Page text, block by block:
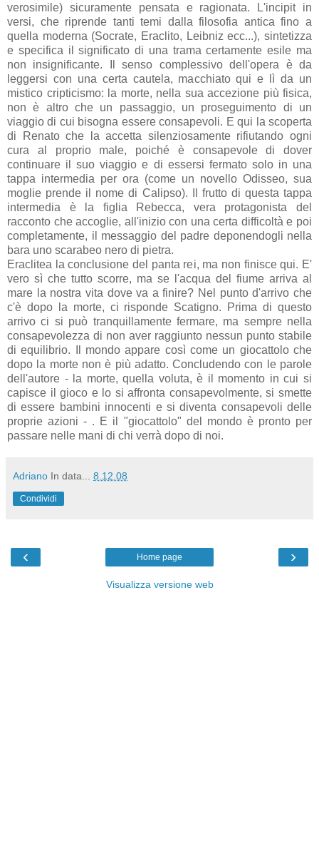
verosimile) sicuramente pensata e ragionata. L'incipit in
versi, che riprende tanti temi dalla filosofia antica fino a
quella moderna (Socrate, Eraclito, Leibniz ecc...), sintetizza
e specifica il significato di una trama certamente esile ma
non insignificante. Il senso complessivo dell'opera è da
leggersi con una certa cautela, macchiato qui e lì da un
mistico cripticismo: la morte, nella sua accezione più fisica,
non è altro che un passaggio, un proseguimento di un
viaggio di cui bisogna essere consapevoli. E qui la scoperta
di Renato che la accetta silenziosamente rifiutando ogni
cura al proprio male, poiché è consapevole di dover
continuare il suo viaggio e di essersi fermato solo in una
tappa intermedia per ora (come un novello Odisseo, sua
moglie prende il nome di Calipso). Il frutto di questa tappa
intermedia è la figlia Rebecca, vera protagonista del
racconto che accoglie, all'inizio con una certa difficoltà e poi
completamente, il messaggio del padre deponendogli nella
bara uno scarabeo nero di pietra.
Eraclitea la conclusione del panta rei, ma non finisce qui. E'
vero sì che tutto scorre, ma se l'acqua del fiume arriva al
mare la nostra vita dove va a finire? Nel punto d'arrivo che
c'è dopo la morte, ci risponde Scatigno. Prima di questo
arrivo ci si può tranquillamente fermare, ma sempre nella
consapevolezza di non aver raggiunto nessun punto stabile
di equilibrio. Il mondo appare così come un giocattolo che
dopo la morte non è più adatto. Concludendo con le parole
dell'autore - la morte, quella voluta, è il momento in cui si
capisce il gioco e lo si affronta consapevolmente, si smette
di essere bambini innocenti e si diventa consapevoli delle
proprie azioni - . E il "giocattolo" del mondo è pronto per
passare nelle mani di chi verrà dopo di noi.
Adriano In data... 8.12.08
Condividi
‹ ›
Home page
Visualizza versione web